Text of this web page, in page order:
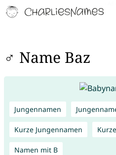
♂ Name Baz
Jungennamen
Kurze Jungennamen
Namen mit B